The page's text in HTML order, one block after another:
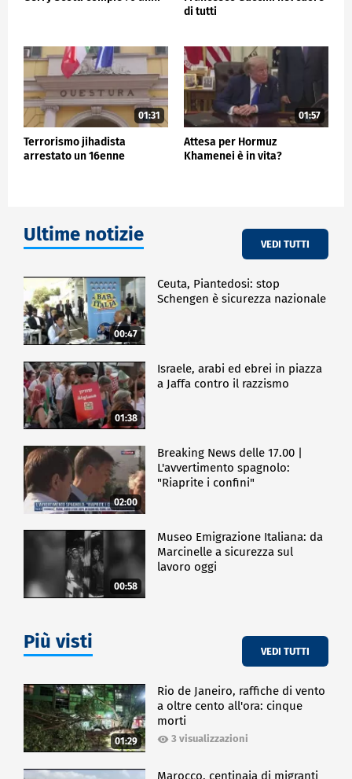
di tutti
01:31
Terrorismo jihadista
arrestato un 16enne
01:57
Attesa per Hormuz
Khamenei è in vita?
Ultime notizie VEDI TUTTI
00:47
Ceuta, Piantedosi: stop
Schengen è sicurezza nazionale
01:38
Israele, arabi ed ebrei in piazza
a Jaffa contro il razzismo
02:00
Breaking News delle 17.00 |
L'avvertimento spagnolo:
"Riaprite i confini"
00:58
Museo Emigrazione Italiana: da
Marcinelle a sicurezza sul
lavoro oggi
Più visti VEDI TUTTI
01:29
Rio de Janeiro, raffiche di vento
a oltre cento all'ora: cinque
morti
3 visualizzazioni
Marocco, centinaia di migranti